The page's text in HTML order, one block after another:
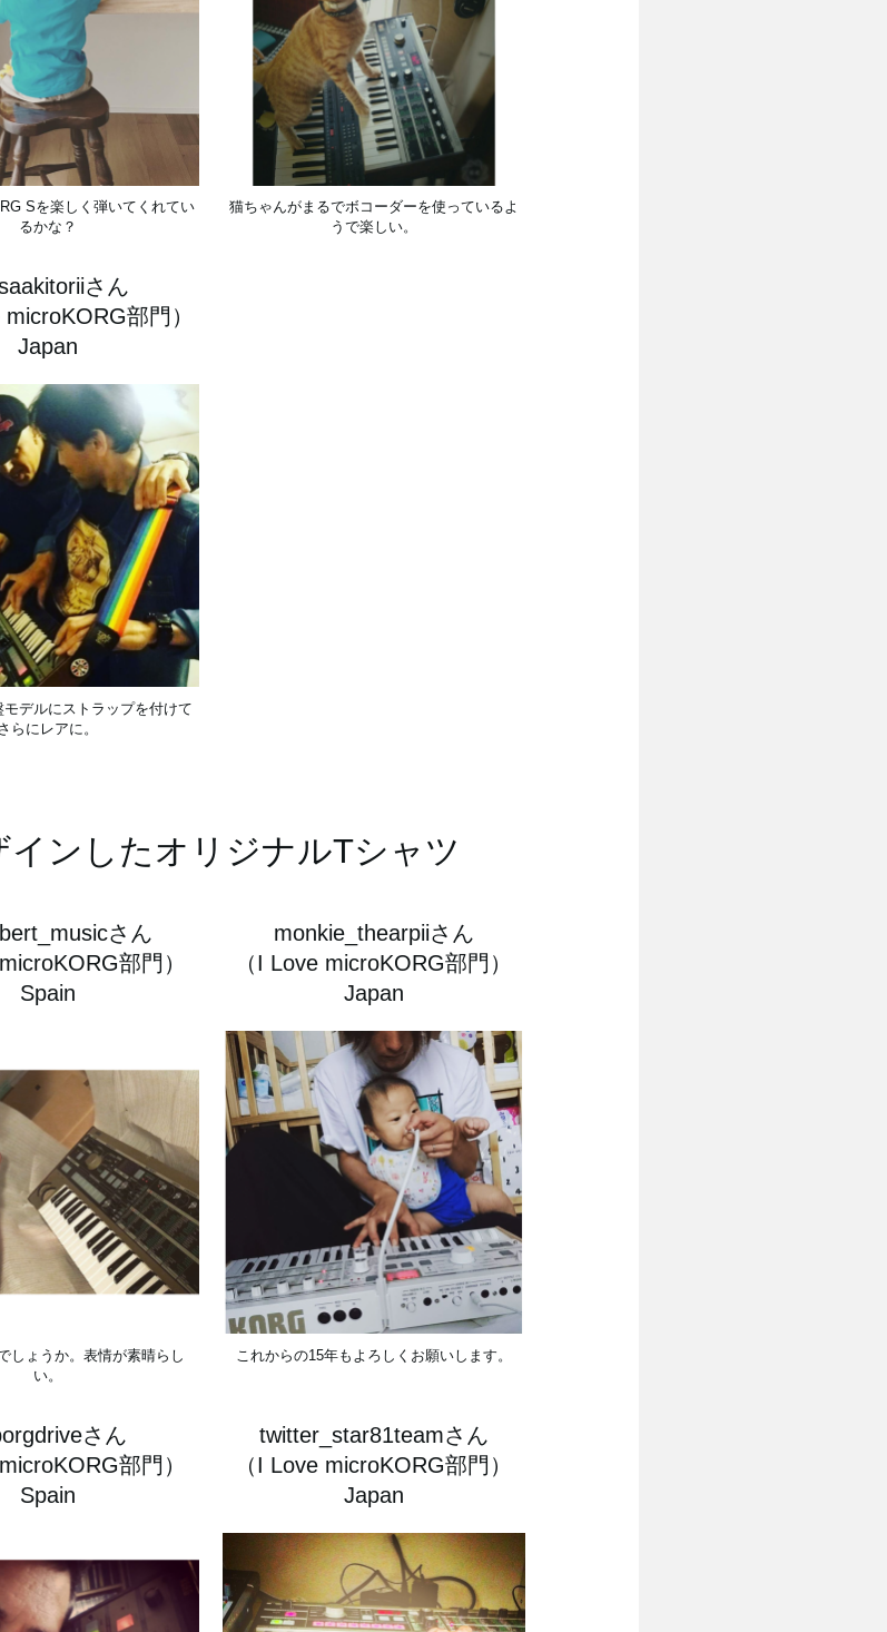
Sを楽しく弾いてくれてい
るかな？
猫ちゃんがまるでボコーダーを使っているよ
うで楽しい。
さん
microKORG部門）
Japan
モデルにストラップを付けて
らにレアに。
ンしたオリジナルTシャツ
さん
部門）
Spain
しょうか。表情が素晴らし
い。
monkie_thearpiiさん
（I Love microKORG部門）
Japan
これからの15年もよろしくお願いします。
さん
部門）
Spain
twitter_star81teamさん
（I Love microKORG部門）
Japan